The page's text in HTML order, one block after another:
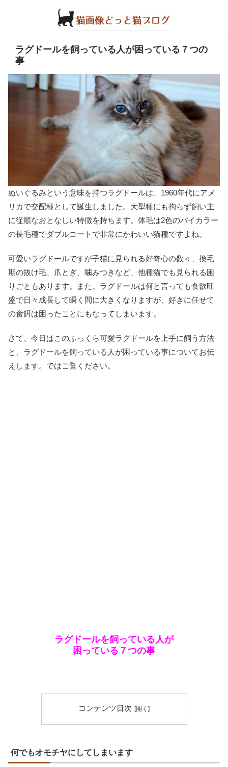
ラグドールを飼っている人が困っている７つの
事
ぬいぐるみという意味を持つラグドールは、1960年代にアメ
リカで交配種として誕生しました。大型種にも拘らず飼い主
に従順なおとなしい特徴を持ちます。体毛は2色のバイカラー
の長毛種でダブルコートで非常にかわいい猫種ですよね。
可愛いラグドールですが子猫に見られる好奇心の数々、換毛
期の抜け毛、爪とぎ、噛みつきなど、他種猫でも見られる困
りごともあります。また、ラグドールは何と言っても食欲旺
盛で日々成長して瞬く間に大きくなりますが、好きに任せて
の食餌は困ったことにもなってしまいます。
さて、今日はこのふっくら可愛ラグドールを上手に飼う方法
と、ラグドールを飼っている人が困っている事についてお伝
えします。ではご覧ください。
ラグドールを飼っている人が
困っている７つの事
コンテンツ目次
何でもオモチヤにしてしまいます